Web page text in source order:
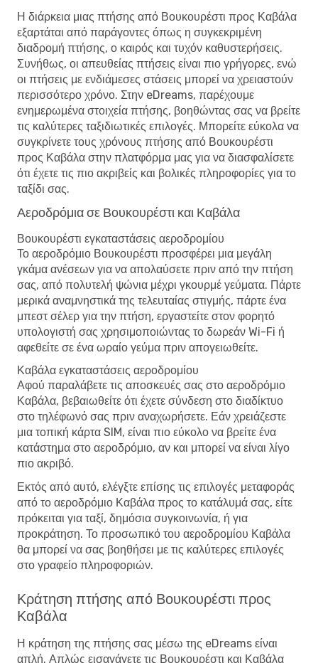
Η διάρκεια μιας πτήσης από Βουκουρέστι προς Καβάλα
εξαρτάται από παράγοντες όπως η συγκεκριμένη
διαδρομή πτήσης, ο καιρός και τυχόν καθυστερήσεις.
Συνήθως, οι απευθείας πτήσεις είναι πιο γρήγορες, ενώ
οι πτήσεις με ενδιάμεσες στάσεις μπορεί να χρειαστούν
περισσότερο χρόνο. Στην eDreams, παρέχουμε
ενημερωμένα στοιχεία πτήσης, βοηθώντας σας να βρείτε
τις καλύτερες ταξιδιωτικές επιλογές. Μπορείτε εύκολα να
συγκρίνετε τους χρόνους πτήσης από Βουκουρέστι
προς Καβάλα στην πλατφόρμα μας για να διασφαλίσετε
ότι έχετε τις πιο ακριβείς και βολικές πληροφορίες για το
ταξίδι σας.
Αεροδρόμια σε Βουκουρέστι και Καβάλα
Βουκουρέστι εγκαταστάσεις αεροδρομίου
Το αεροδρόμιο Βουκουρέστι προσφέρει μια μεγάλη
γκάμα ανέσεων για να απολαύσετε πριν από την πτήση
σας, από πολυτελή ψώνια μέχρι γκουρμέ γεύματα. Πάρτε
μερικά αναμνηστικά της τελευταίας στιγμής, πάρτε ένα
μπεστ σέλερ για την πτήση, εργαστείτε στον φορητό
υπολογιστή σας χρησιμοποιώντας το δωρεάν Wi-Fi ή
αφεθείτε σε ένα ωραίο γεύμα πριν απογειωθείτε.
Καβάλα εγκαταστάσεις αεροδρομίου
Αφού παραλάβετε τις αποσκευές σας στο αεροδρόμιο
Καβάλα, βεβαιωθείτε ότι έχετε σύνδεση στο διαδίκτυο
στο τηλέφωνό σας πριν αναχωρήσετε. Εάν χρειάζεστε
μια τοπική κάρτα SIM, είναι πιο εύκολο να βρείτε ένα
κατάστημα στο αεροδρόμιο, αν και μπορεί να είναι λίγο
πιο ακριβό.
Εκτός από αυτό, ελέγξτε επίσης τις επιλογές μεταφοράς
από το αεροδρόμιο Καβάλα προς το κατάλυμά σας, είτε
πρόκειται για ταξί, δημόσια συγκοινωνία, ή για
προκράτηση. Το προσωπικό του αεροδρομίου Καβάλα
θα μπορεί να σας βοηθήσει με τις καλύτερες επιλογές
στο γραφείο πληροφοριών.
Κράτηση πτήσης από Βουκουρέστι προς
Καβάλα
Η κράτηση της πτήσης σας μέσω της eDreams είναι
απλή. Απλώς εισαγάγετε τις Βουκουρέστι και Καβάλα